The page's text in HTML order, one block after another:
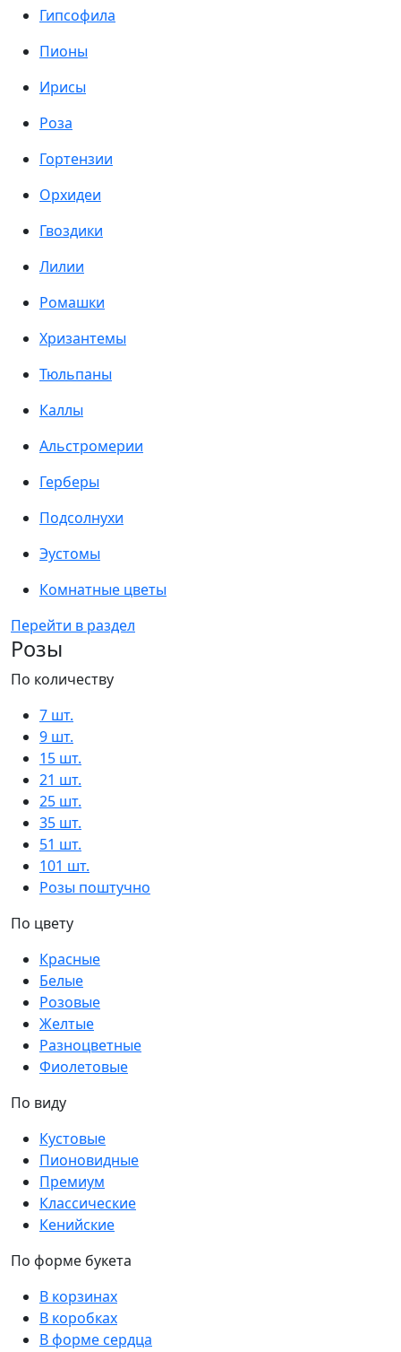
Гипсофила
Пионы
Ирисы
Роза
Гортензии
Орхидеи
Гвоздики
Лилии
Ромашки
Хризантемы
Тюльпаны
Каллы
Альстромерии
Герберы
Подсолнухи
Эустомы
Комнатные цветы
Перейти в раздел
Розы
По количеству
7 шт.
9 шт.
15 шт.
21 шт.
25 шт.
35 шт.
51 шт.
101 шт.
Розы поштучно
По цвету
Красные
Белые
Розовые
Желтые
Разноцветные
Фиолетовые
По виду
Кустовые
Пионовидные
Премиум
Классические
Кенийские
По форме букета
В корзинах
В коробках
В форме сердца